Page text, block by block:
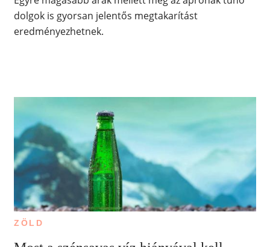
dolgok is gyorsan jelentős megtakarítást
eredményezhetnek.
ZÖLD